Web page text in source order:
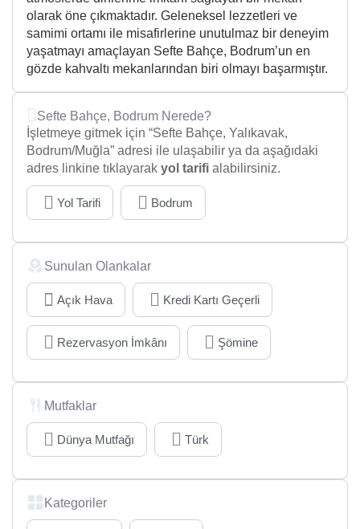
olarak öne çıkmaktadır. Geleneksel lezzetleri ve
samimi ortamı ile misafirlerine unutulmaz bir deneyim
yaşatmayı amaçlayan Sefte Bahçe, Bodrum’un en
gözde kahvaltı mekanlarından biri olmayı başarmıştır.
Sefte Bahçe, Bodrum Nerede?
İşletmeye gitmek için “Sefte Bahçe, Yalıkavak,
Bodrum/Muğla” adresi ile ulaşabilir ya da aşağıdaki
adres linkine tıklayarak yol tarifi alabilirsiniz.
Yol Tarifi Bodrum
Sunulan Olankalar
Açık Hava Kredi Kartı Geçerli
Rezervasyon İmkânı Şömine
Mutfaklar
Dünya Mutfağı Türk
Kategoriler